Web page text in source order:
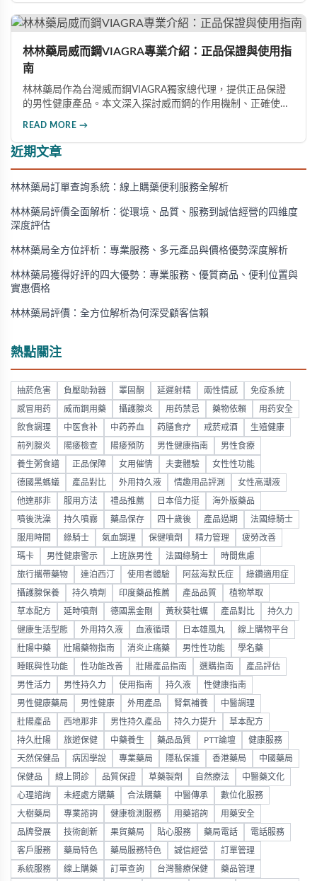
林林藥局威而鋼VIAGRA專業介紹：正品保證與使用指
南
林林藥局作為台灣威而鋼VIAGRA獨家總代理，提供正品保證
的男性健康產品。本文深入探討威而鋼的作用機制、正確使用
擇。
READ MORE →
近期文章
林林藥局訂單查詢系統：線上購藥便利服務全解析
林林藥局評價全面解析：從環境、品質、服務到誠信經營的四維度
深度評估
林林藥局全方位評析：專業服務、多元產品與價格優勢深度解析
林林藥局獲得好評的四大優勢：專業服務、優質商品、便利位置與
實惠價格
林林藥局評價：全方位解析為何深受顧客信賴
熱點關注
抽菸危害 負壓助勃器 睪固酮 延遲射精 兩性情感 免疫系統
感冒用药 威而鋼用藥 攝護腺炎 用药禁忌 藥物依賴 用药安全
飲食調理 中医食补 中药养血 药膳食疗 戒菸戒酒 生殖健康
前列腺炎 陽痿檢查 陽痿預防 男性健康指南 男性食療
養生粥食譜 正品保障 女用催情 夫妻體驗 女性性功能
德國黑螞蟻 產品對比 外用持久液 情趣用品評測 女性高潮液
他達那非 服用方法 禮品推薦 日本倍力挺 海外版藥品
噴後洗澡 持久噴霧 藥品保存 四十歲後 產品過期 法國綠騎士
服用時間 綠騎士 氣血調理 保健噴劑 精力管理 疲勞改善
瑪卡 男性健康警示 上班族男性 法國綠騎士 時間焦慮
旅行攜帶藥物 達泊西汀 使用者體驗 阿茲海默氏症 綠鑽適用症
攝護腺保養 持久噴劑 印度藥品推薦 產品品質 植物萃取
草本配方 延時噴劑 德國黑金剛 黃秋葵牡蠣 產品對比 持久力
健康生活型態 外用持久液 血液循環 日本雄風丸 線上購物平台
壯陽中藥 壯陽藥物指南 消炎止痛藥 男性性功能 學名藥
睡眠與性功能 性功能改善 壯陽產品指南 選購指南 產品評估
男性活力 男性持久力 使用指南 持久液 性健康指南
男性健康藥局 男性健康 外用產品 腎氣補養 中醫調理
壯陽產品 西地那非 男性持久產品 持久力提升 草本配方
持久壯陽 旅遊保健 中藥養生 藥品品質 PTT論壇 健康服務
天然保健品 病因學說 專業藥局 隱私保護 香港藥局 中國藥局
保健品 線上問診 品質保證 草藥製劑 自然療法 中醫藥文化
心理諮詢 未經處方購藥 合法購藥 中醫傳承 數位化服務
大樹藥局 專業諮詢 健康檢測服務 用藥諮詢 用藥安全
品牌發展 技術創新 果貿藥局 貼心服務 藥局電話 電話服務
客戶服務 藥局特色 藥局服務特色 誠信經營 訂單管理
系統服務 線上購藥 訂單查詢 台灣醫療保健 藥品管理